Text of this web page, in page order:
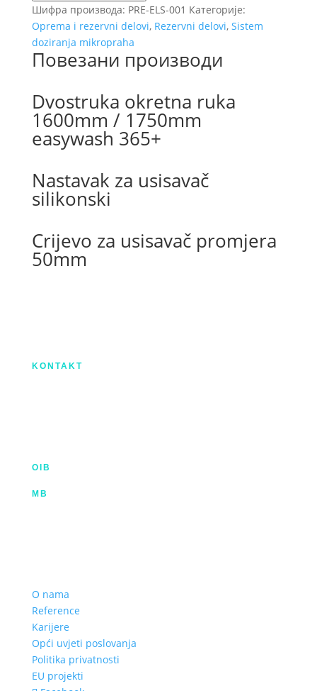
mikropraha
BKF
количина
Шифра производа: PRE-ELS-001 Категорије:
Oprema i rezervni delovi, Rezervni delovi, Sistem
doziranja mikropraha
Повезани производи
Dvostruka okretna ruka
1600mm / 1750mm
easywash 365+
Nastavak za usisavač
silikonski
Crijevo za usisavač promjera
50mm
KONTAKT
OIB
MB
O nama
Reference
Karijere
Opći uvjeti poslovanja
Politika privatnosti
EU projekti